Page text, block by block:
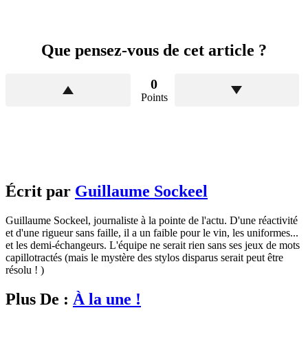
Que pensez-vous de cet article ?
0
Points
Écrit par Guillaume Sockeel
Guillaume Sockeel, journaliste à la pointe de l'actu. D'une réactivité
et d'une rigueur sans faille, il a un faible pour le vin, les uniformes...
et les demi-échangeurs. L'équipe ne serait rien sans ses jeux de mots
capillotractés (mais le mystère des stylos disparus serait peut être
résolu ! )
Plus De : À la une !